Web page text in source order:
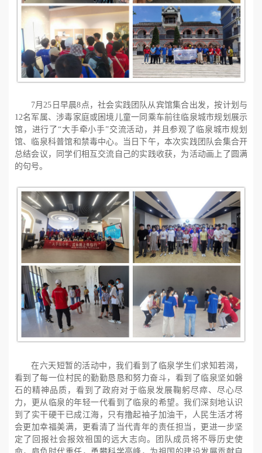
7月25日早晨8点，社会实践团队从宾馆集合出发，按计划与
12名军属、涉毒家庭或困境儿童一同乘车前往临泉城市规划展示
馆，进行了“大手牵小手”交流活动，并且参观了临泉城市规划
馆、临泉科普馆和禁毒中心。当日下午，本次实践团队会集合开
总结会议，同学们相互交流自己的实践收获，为活动画上了圆满
的句号。
在六天短暂的活动中，我们看到了临泉学生们求知若渴，
看到了每一位村民的勤勤恳恳和努力奋斗，看到了临泉坚如磐
石的精神品质，看到了政府对于临泉发展鞠躬尽瘁、 尽心尽
力，更从临泉的年轻一代看到了临泉的希望。我们深刻地认识
到了实干硬干已成江海，只有撸起袖子加油干，人民生活才将
会更加幸福美满，更看清了当代青年的责任担当，更进一步坚
定了回报社会报效祖国的远大志向。团队成员将不辱历史使